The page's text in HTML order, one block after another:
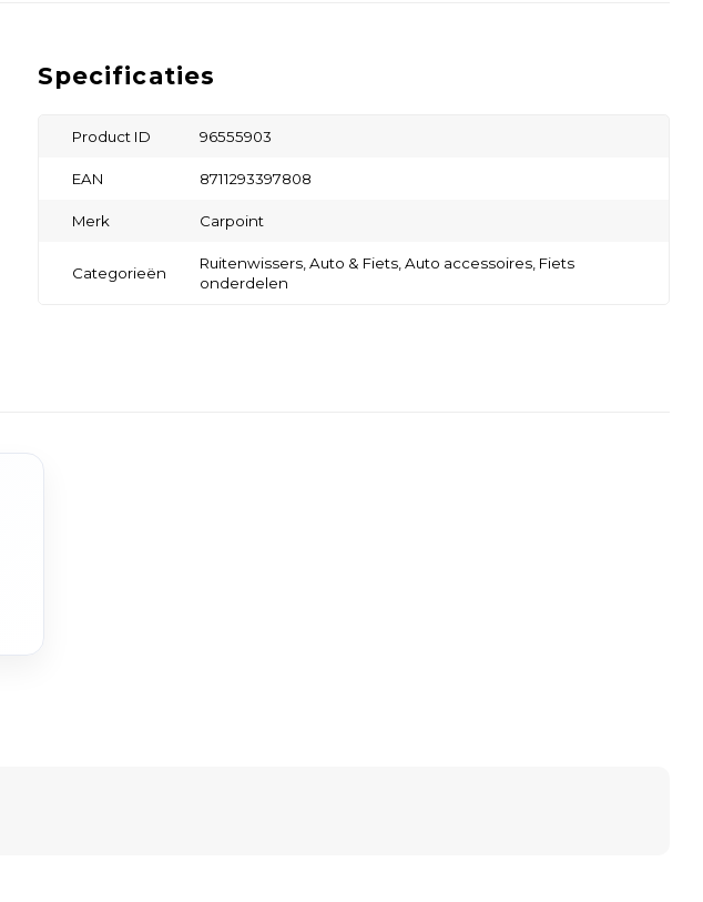
Specificaties
Product ID 96555903
EAN 8711293397808
Merk Carpoint
Categorieën
Ruitenwissers, Auto & Fiets, Auto accessoires, Fiets
onderdelen